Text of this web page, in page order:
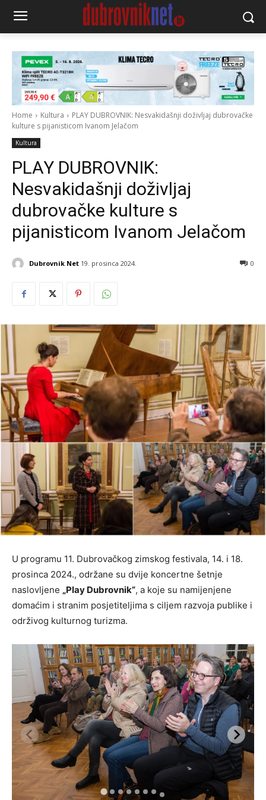
Home Kultura
PLAY DUBROVNIK: Nesvakidašnji doživljaj dubrovačke
kulture s pijanisticom Ivanom Jelačom
Kultura
PLAY DUBROVNIK:
Nesvakidašnji doživljaj
dubrovačke kulture s
pijanisticom Ivanom Jelačom
Dubrovnik Net 19. prosinca 2024. 0
U programu 11. Dubrovačkog zimskog festivala, 14. i 18.
prosinca 2024., održane su dvije koncertne šetnje
naslovljene „Play Dubrovnik”, a koje su namijenjene
domaćim i stranim posjetiteljima s ciljem razvoja publike i
održivog kulturnog turizma.